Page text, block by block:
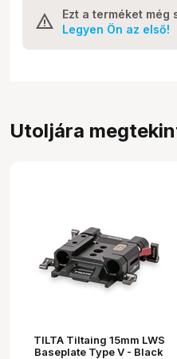
Ezt a terméket még
Legyen Ön az első!
Utoljára
TILTA Tiltaing 15mm LWS
Baseplate Type V - Black